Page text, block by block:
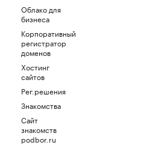
Облако для
бизнеса
Корпоративный
регистратор
доменов
Хостинг
сайтов
Рег.решения
Знакомства
Сайт
знакомств
podbor.ru